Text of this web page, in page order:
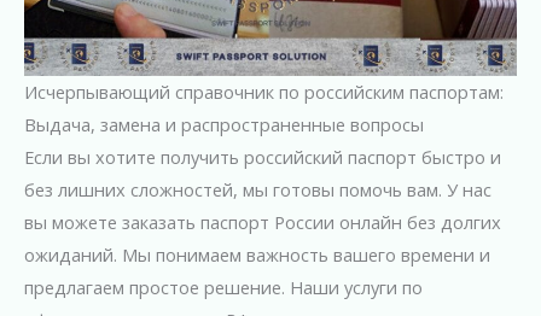
Исчерпывающий справочник по российским паспортам:
Выдача, замена и распространенные вопросы
Если вы хотите получить российский паспорт быстро и
без лишних сложностей, мы готовы помочь вам. У нас
вы можете заказать паспорт России онлайн без долгих
ожиданий. Мы понимаем важность вашего времени и
предлагаем простое решение. Наши услуги по